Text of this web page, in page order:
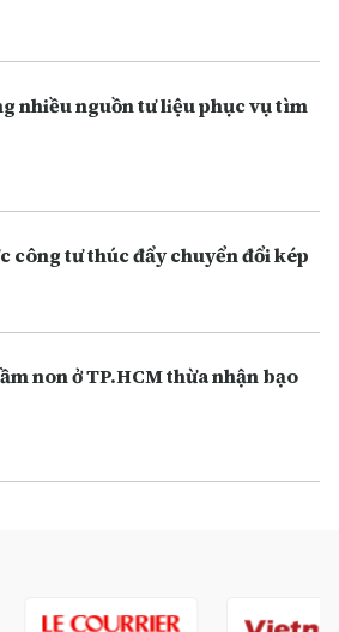
nhiều nguồn tư liệu phục vụ tìm
công tư thúc đẩy chuyển đổi kép
non ở TP.HCM thừa nhận bạo